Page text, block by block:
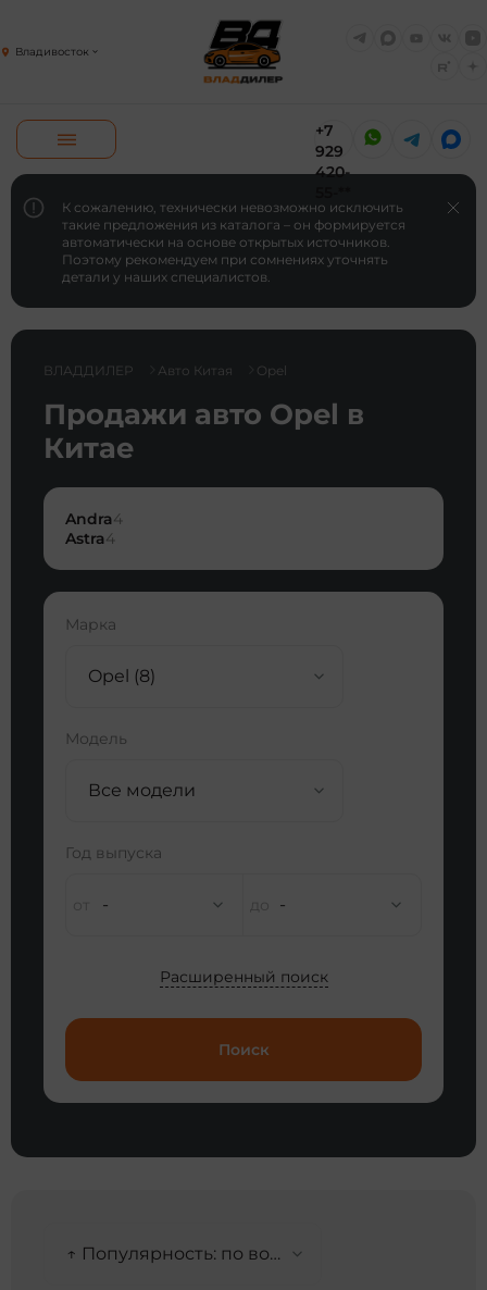
Владивосток
+7
929
420-
К сожалению, технически невозможно исключить
такие предложения из каталога – он формируется
автоматически на основе открытых источников.
Поэтому рекомендуем при сомнениях уточнять
детали у наших специалистов.
ВЛАДДИЛЕР Авто Китая Opel
Продажи авто Opel в
Китае
Andra4
Astra4
Марка
Opel (8)
Модель
Все модели
Год выпуска
- -
Расширенный поиск
Поиск
↑ Популярность: по возрастанию